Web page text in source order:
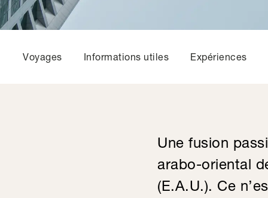
Voyages Informations utiles Expériences
Une fusion
arabo-oriental
(E.A.U.). Ce